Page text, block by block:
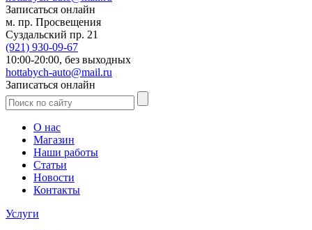
Записаться онлайн
м. пр. Просвещения
Суздальский пр. 21
(921) 930-09-67
10:00-20:00, без выходных
hottabych-auto@mail.ru
Записаться онлайн
О нас
Магазин
Наши работы
Статьи
Новости
Контакты
Услуги